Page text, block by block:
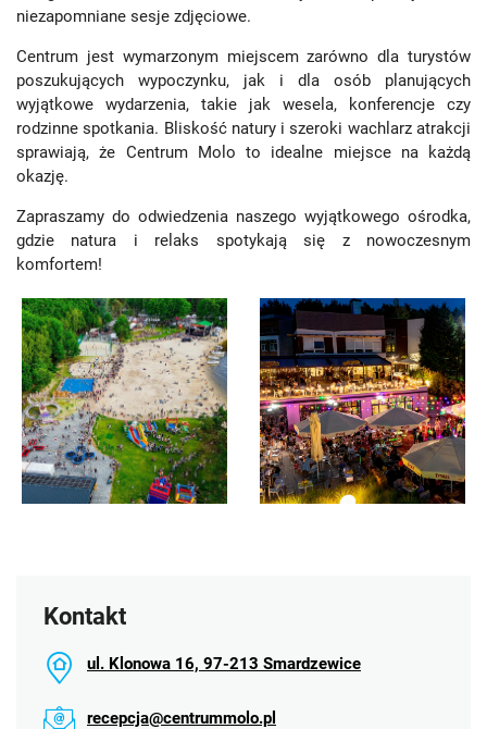
niezapomniane sesje zdjęciowe.
Centrum jest wymarzonym miejscem zarówno dla turystów
poszukujących wypoczynku, jak i dla osób planujących
wyjątkowe wydarzenia, takie jak wesela, konferencje czy
rodzinne spotkania. Bliskość natury i szeroki wachlarz atrakcji
sprawiają, że Centrum Molo to idealne miejsce na każdą
okazję.
Zapraszamy do odwiedzenia naszego wyjątkowego ośrodka,
gdzie natura i relaks spotykają się z nowoczesnym
komfortem!
Kontakt
ul. Klonowa 16, 97-213 Smardzewice
recepcja@centrummolo.pl